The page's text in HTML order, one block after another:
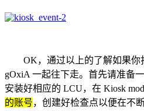
OK，通过以上的了解如果你
gOxiA 一起往下走。首先请准备
安装好相应的 LCU，在 Kiosk
的账号，创建好检查点以便在不